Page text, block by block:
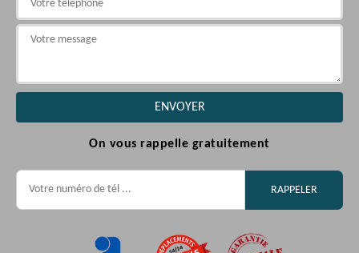
On vous rappelle gratuitement